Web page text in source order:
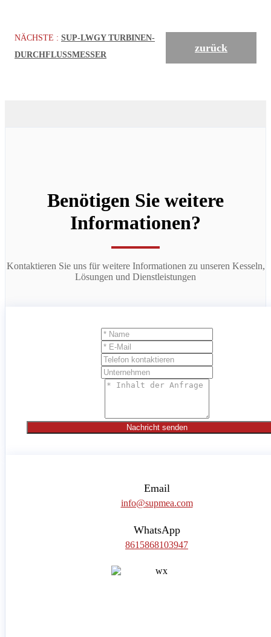
NÄCHSTE : SUP-LWGY TURBINEN-
DURCHFLUSSMESSER
zurück
Benötigen Sie weitere
Informationen?
Kontaktieren Sie uns für weitere Informationen zu unseren Kesseln,
Lösungen und Dienstleistungen
Nachricht senden
Email
info@supmea.com
WhatsApp
8615868103947